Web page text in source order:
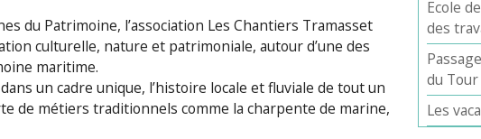
du Patrimoine, l’association Les Chantiers Tramasset
culturelle, nature et patrimoniale, autour d’une des
maritime.
un cadre unique, l’histoire locale et fluviale de tout un
de métiers traditionnels comme la charpente de marine,
Ecole
des
du Tour
Les